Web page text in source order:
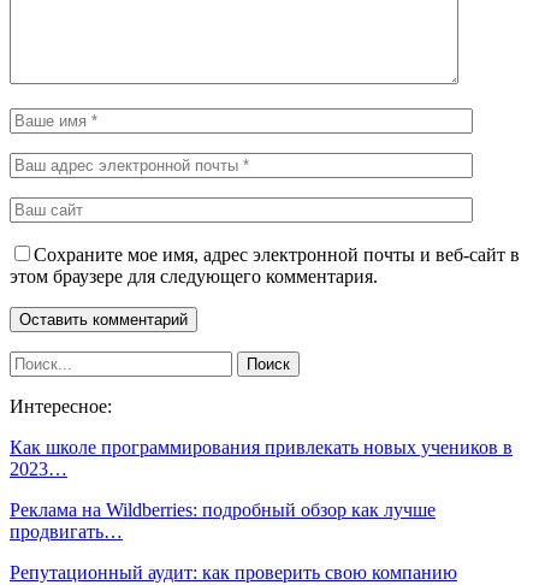
Сохраните мое имя, адрес электронной почты и веб-сайт в
этом браузере для следующего комментария.
Интересное:
Как школе программирования привлекать новых учеников в
2023…
Реклама на Wildberries: подробный обзор как лучше
продвигать…
Репутационный аудит: как проверить свою компанию